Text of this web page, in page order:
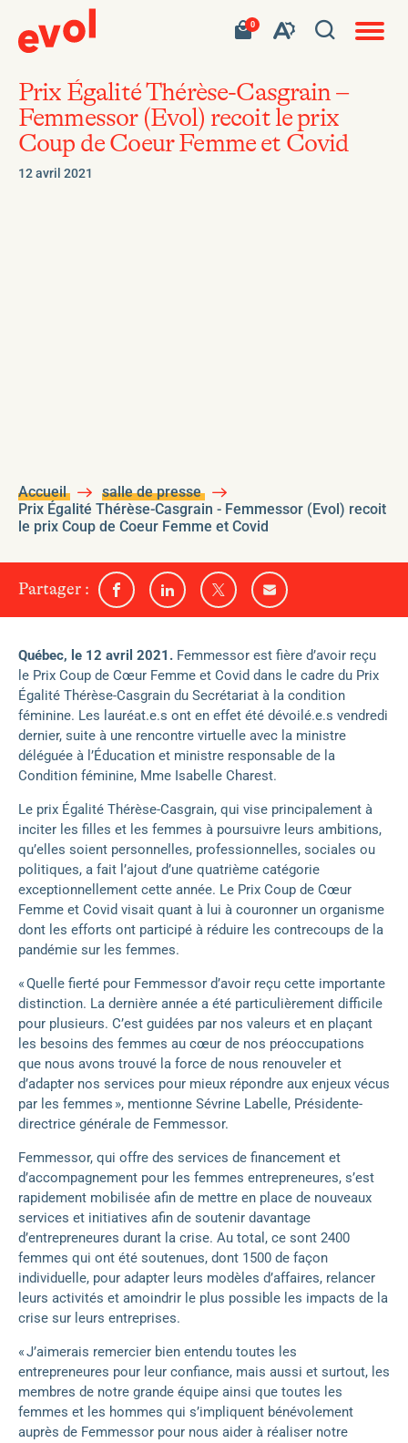
0Votre
panier
Accéder
Ouvrez
barre
d'outils
de
Ouvrir
de
en
site
Prix Égalité Thérèse-Casgrain –
Femmessor (Evol) recoit le prix
Coup de Coeur Femme et Covid
12 avril 2021
Accueil
salle de presse
Prix Égalité Thérèse-Casgrain - Femmessor (Evol) recoit
le prix Coup de Coeur Femme et Covid
Partagersur
l'un
sociaux
suivants
:
Partager
sur
Partager
sur
Partager
sur
Partager
par
Québec, le 12 avril 2021. Femmessor est fière d’avoir reçu
le Prix Coup de Cœur Femme et Covid dans le cadre du Prix
Égalité Thérèse-Casgrain du Secrétariat à la condition
féminine. Les lauréat.e.s ont en effet été dévoilé.e.s vendredi
dernier, suite à une rencontre virtuelle avec la ministre
déléguée à l’Éducation et ministre responsable de la
Condition féminine, Mme Isabelle Charest.
Le prix Égalité Thérèse-Casgrain, qui vise principalement à
inciter les filles et les femmes à poursuivre leurs ambitions,
qu’elles soient personnelles, professionnelles, sociales ou
politiques, a fait l’ajout d’une quatrième catégorie
exceptionnellement cette année. Le Prix Coup de Cœur
Femme et Covid visait quant à lui à couronner un organisme
dont les efforts ont participé à réduire les contrecoups de la
pandémie sur les femmes.
« Quelle fierté pour Femmessor d’avoir reçu cette importante
distinction. La dernière année a été particulièrement difficile
pour plusieurs. C’est guidées par nos valeurs et en plaçant
les besoins des femmes au cœur de nos préoccupations
que nous avons trouvé la force de nous renouveler et
d’adapter nos services pour mieux répondre aux enjeux vécus
par les femmes », mentionne Sévrine Labelle, Présidente-
directrice générale de Femmessor.
Femmessor, qui offre des services de financement et
d’accompagnement pour les femmes entrepreneures, s’est
rapidement mobilisée afin de mettre en place de nouveaux
services et initiatives afin de soutenir davantage
d’entrepreneures durant la crise. Au total, ce sont 2400
femmes qui ont été soutenues, dont 1500 de façon
individuelle, pour adapter leurs modèles d’affaires, relancer
leurs activités et amoindrir le plus possible les impacts de la
crise sur leurs entreprises.
« J’aimerais remercier bien entendu toutes les
entrepreneures pour leur confiance, mais aussi et surtout, les
membres de notre grande équipe ainsi que toutes les
femmes et les hommes qui s’impliquent bénévolement
auprès de Femmessor pour nous aider à réaliser notre